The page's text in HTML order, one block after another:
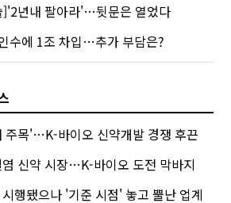
]'2년내 팔아라'…뒷문은 열었다
수에 1조 차입…추가 부담은?
주목'…K-바이오 신약개발 경쟁 후끈
신약 시장…K-바이오 도전 막바지
행됐으나 '기준 시점' 놓고 뿔난 업계